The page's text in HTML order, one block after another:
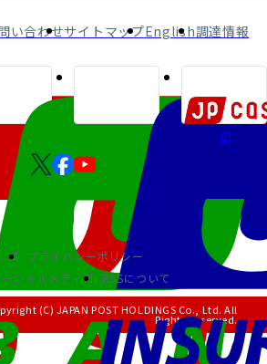
い合わせサイトマップEnglish調達情報
て
プライバシーポリシー
シャルメディア RSSについて
(C) JAPAN POST HOLDINGS Co., Ltd. All
Rights Reserved.